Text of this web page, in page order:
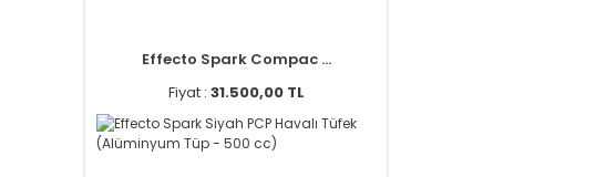
Effecto Spark Compac ...
Fiyat : 31.500,00 TL